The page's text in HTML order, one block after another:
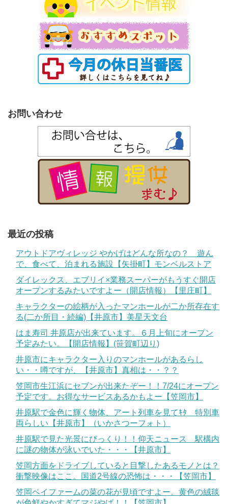
お問い合わせ
最近の投稿
アウトドアヴィレッジ やかげはどんな所なの？ 遊ん
で、食べて、泊まれる施設【矢掛町】モンベルストア
ダイレックス、エブリイ×業務スーパーがもうすぐ開店
オープンするみたいですよー（開店情報）【里庄町】
キャラクターの絵柄が入ったマンホールが二か所存在す
る(二か所目・続編)【井原市】美星天文台
はま寿司 井原店が出来ています。６月上旬にオープン
予定みたい。【開店情報】(笹賀町辺り)
井原市にキャラクター入りのマンホールがあるらし
い・・噂ですが、【井原市】真相は・・？？
笠岡市生江浜にセブンが出来たぞー！！7/24にオープン
予定です。お得なサービスあるかもよー【笠岡市】
井原駅で金色に輝く物体、アート列車を見てｷﾀ 特別車
両らしい【井原市】（いかさつーフォト）
井原駅で見た光景にびっくり！！仰天ニュース 駅構内
に謎の物体が泳いでいた・・・【井原市】
笠岡方面をドライブしていると目撃したあるモノとは？
衝撃映像はここ。国道2号線の恐怖は・・・【笠岡市】
笠岡ベイファームの菜の花が見頃ですよー。黄色の絨毯